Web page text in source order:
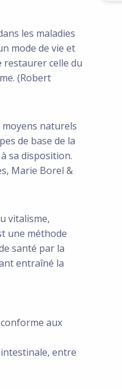
les maladies
mode de vie et
restaurer celle du
(Robert
naturels
de base de la
sa disposition.
Marie Borel &
vitalisme,
une méthode
santé par la
entraîné la
aux
entre